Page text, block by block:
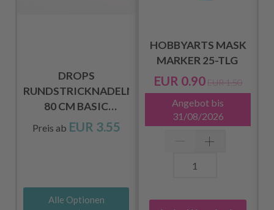
DROPS
RUNDSTRICKNADELN
80 CM BASIC
BIRKENBAUM (5.5-
Preis ab EUR 3.55
Alle Optionen
HOBBYARTS MASK
MARKER 25-TLG
EUR 0.90EUR 1.50
Angebot bis
31/08/2026